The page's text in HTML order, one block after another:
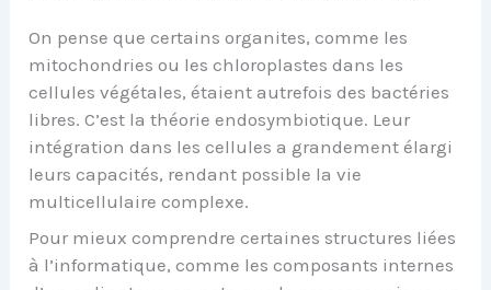
On pense que certains organites, comme les
mitochondries ou les chloroplastes dans les
cellules végétales, étaient autrefois des bactéries
libres. C’est la théorie endosymbiotique. Leur
intégration dans les cellules a grandement élargi
leurs capacités, rendant possible la vie
multicellulaire complexe.
Pour mieux comprendre certaines structures liées
à l’informatique, comme les composants internes